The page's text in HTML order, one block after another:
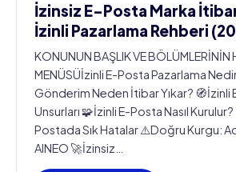
İzinsiz E-Posta Marka
İzinli Pazarlama Rehberi
KONUNUN BAŞLIK VE BÖLÜMLERİNİN
MENÜSÜİzinli E-Posta Pazarlama
Gönderim Neden İtibar Yıkar? 🧭İzinli
Unsurları 🧩İzinli E-Posta Nasıl
Postada Sık Hatalar ⚠️Doğru Kurgu:
AINEO 🚀İzinsiz…